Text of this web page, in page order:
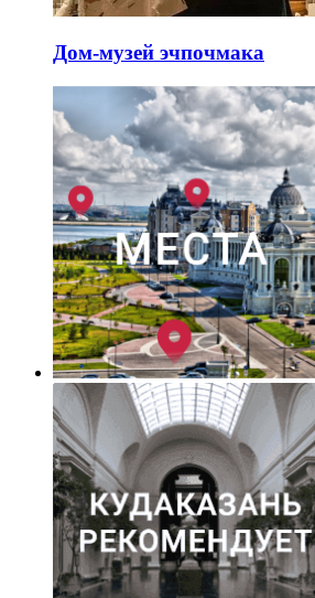
Дом-музей эчпочмака